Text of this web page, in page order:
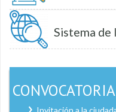
Sistema
Invitación a la